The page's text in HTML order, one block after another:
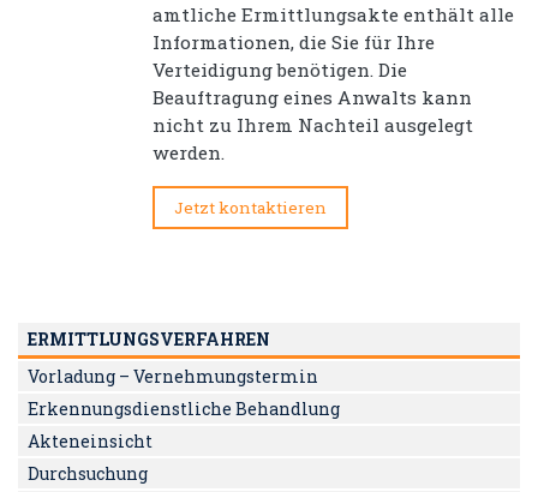
amtliche Ermittlungsakte enthält alle
Informationen, die Sie für Ihre
Verteidigung benötigen. Die
Beauftragung eines Anwalts kann
nicht zu Ihrem Nachteil ausgelegt
werden.
Jetzt kontaktieren
ERMITTLUNGSVERFAHREN
Vorladung – Vernehmungstermin
Erkennungsdienstliche Behandlung
Akteneinsicht
Durchsuchung